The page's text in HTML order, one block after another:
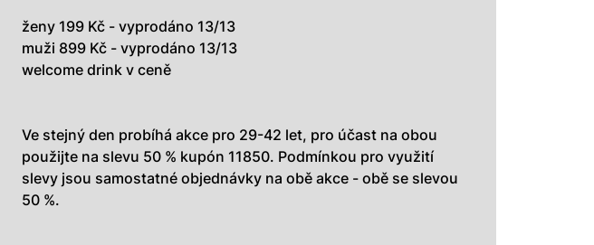
ženy 199 Kč - vyprodáno 13/13
muži 899 Kč - vyprodáno 13/13
welcome drink v ceně
Ve stejný den probíhá akce pro 29-42 let, pro účast na obou
použijte na slevu 50 % kupón 11850. Podmínkou pro využití
slevy jsou samostatné objednávky na obě akce - obě se slevou
50 %.